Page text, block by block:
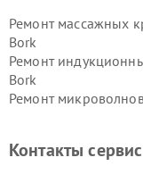
Ремонт массажных
Bork
Ремонт
Bork
Ремонт
воздуха Bork
Контакты